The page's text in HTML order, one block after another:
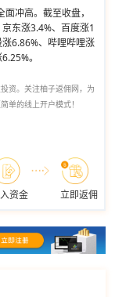
冲高。截至收盘，
东涨3.4%、百度涨1
6.86%、哔哩哔哩涨
。
资。关注柚子返佣网，为
单的线上开户模式！
资金 立即返佣